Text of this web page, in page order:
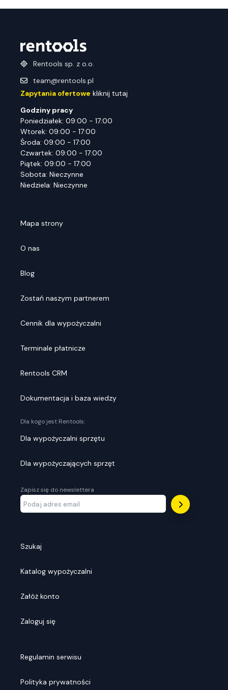
Rentools sp. z o.o.
team@rentools.pl
Zapytania ofertowe kliknij tutaj
Godziny pracy
Poniedziałek: 09:00 - 17:00
Wtorek: 09:00 - 17:00
Środa: 09:00 - 17:00
Czwartek: 09:00 - 17:00
Piątek: 09:00 - 17:00
Sobota: Nieczynne
Niedziela: Nieczynne
Mapa strony
O nas
Blog
Zostań naszym partnerem
Cennik dla wypożyczalni
Terminale płatnicze
Rentools CRM
Dokumentacja i baza wiedzy
Dla kogo jest Rentools:
Dla wypożyczalni sprzętu
Dla wypożyczających sprzęt
Zapisz się do newslettera
Szukaj
Katalog wypożyczalni
Załóż konto
Zaloguj się
Regulamin serwisu
Polityka prywatności